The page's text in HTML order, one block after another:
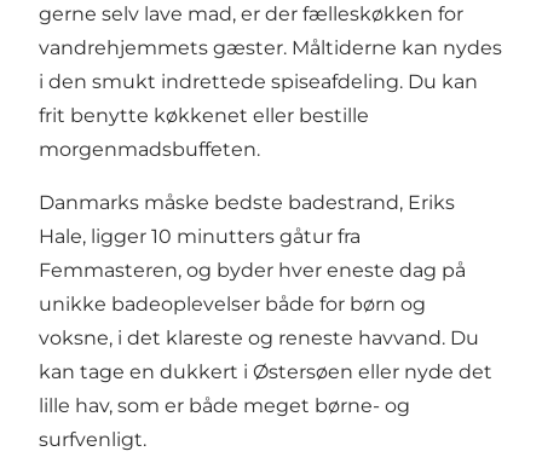
gerne selv lave mad, er der fælleskøkken for
vandrehjemmets gæster. Måltiderne kan nydes
i den smukt indrettede spiseafdeling. Du kan
frit benytte køkkenet eller bestille
morgenmadsbuffeten.
Danmarks måske bedste badestrand, Eriks
Hale, ligger 10 minutters gåtur fra
Femmasteren, og byder hver eneste dag på
unikke badeoplevelser både for børn og
voksne, i det klareste og reneste havvand. Du
kan tage en dukkert i Østersøen eller nyde det
lille hav, som er både meget børne- og
surfvenligt.